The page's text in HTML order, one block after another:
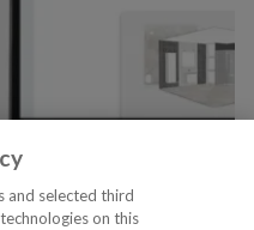
and selected third
on this